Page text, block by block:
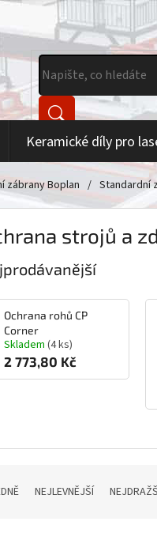
Keramické díly pro
zábrany Boplan / Standardní
strojů a
Ochrana rohů CP
Corner
Skladem (4 ks)
2 773,80 Kč
NEJLEVNĚJŠÍ